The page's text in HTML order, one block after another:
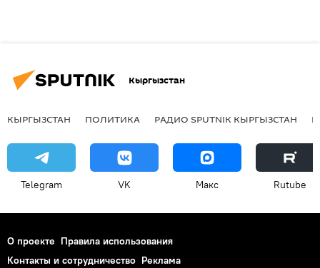
Кыргызстан
КЫРГЫЗСТАН ПОЛИТИКА РАДИО SPUTNIK КЫРГЫЗСТАН
Telegram VK Макс Rutube
О проекте Правила использования
Контакты и сотрудничество Реклама